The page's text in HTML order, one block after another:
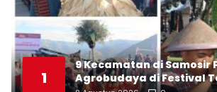
1
9 Kecamatan di Samosir
Agrobudaya di Festival